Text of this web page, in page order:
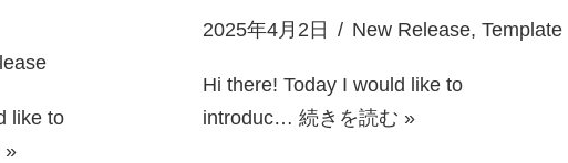
like to
»
2025年4月2日 New Release, Template
Hi there! Today I would like to
introduc… 続きを読む »